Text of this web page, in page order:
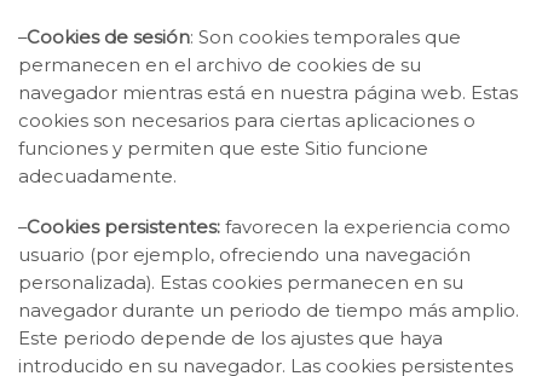
–Cookies de sesión: Son cookies temporales que
permanecen en el archivo de cookies de su
navegador mientras está en nuestra página web. Estas
cookies son necesarios para ciertas aplicaciones o
funciones y permiten que este Sitio funcione
adecuadamente.
–Cookies persistentes: favorecen la experiencia como
usuario (por ejemplo, ofreciendo una navegación
personalizada). Estas cookies permanecen en su
navegador durante un periodo de tiempo más amplio.
Este periodo depende de los ajustes que haya
introducido en su navegador. Las cookies persistentes